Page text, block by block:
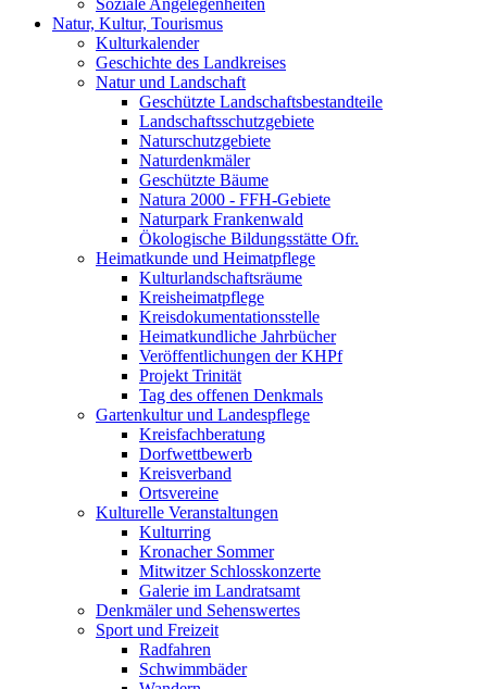
Soziale Angelegenheiten
Natur, Kultur, Tourismus
Kulturkalender
Geschichte des Landkreises
Natur und Landschaft
Geschützte Landschaftsbestandteile
Landschaftsschutzgebiete
Naturschutzgebiete
Naturdenkmäler
Geschützte Bäume
Natura 2000 - FFH-Gebiete
Naturpark Frankenwald
Ökologische Bildungsstätte Ofr.
Heimatkunde und Heimatpflege
Kulturlandschaftsräume
Kreisheimatpflege
Kreisdokumentationsstelle
Heimatkundliche Jahrbücher
Veröffentlichungen der KHPf
Projekt Trinität
Tag des offenen Denkmals
Gartenkultur und Landespflege
Kreisfachberatung
Dorfwettbewerb
Kreisverband
Ortsvereine
Kulturelle Veranstaltungen
Kulturring
Kronacher Sommer
Mitwitzer Schlosskonzerte
Galerie im Landratsamt
Denkmäler und Sehenswertes
Sport und Freizeit
Radfahren
Schwimmbäder